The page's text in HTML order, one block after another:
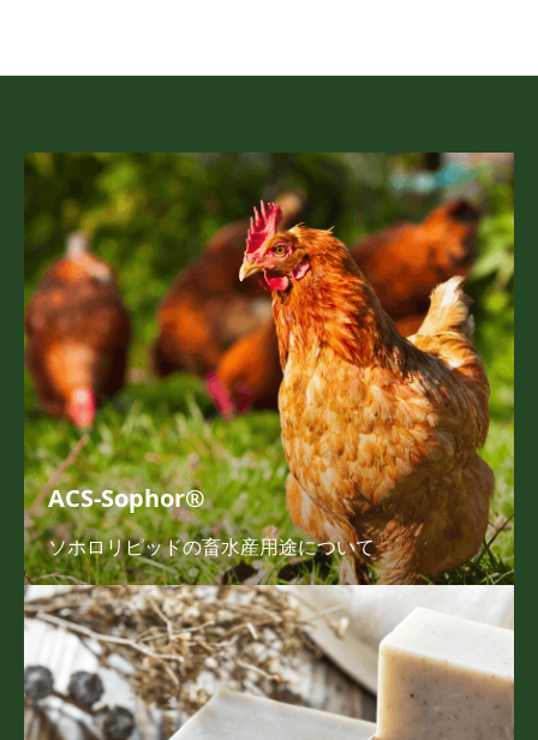
ACS-Sophor®
ソホロリピッドの畜水産用途について